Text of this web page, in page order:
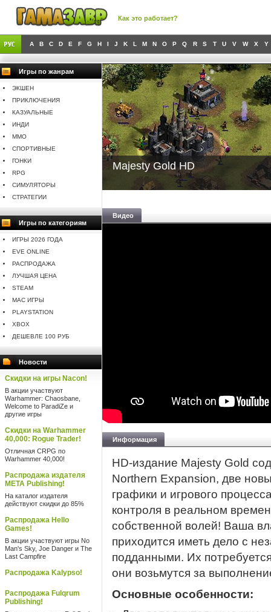
Как это работает?
A B C D E F G H I J K L M N O P Q R S T U V W X Y
Игры по жанрам
ЭКШЕН
ПРИКЛЮЧЕНИЯ
КАЗУАЛЬНЫЕ
ИНДИ
MMO
СПОРТИВНЫЕ
ГОНКИ
RPG
СИМУЛЯТОРЫ
СТРАТЕГИИ
Игры по категориям
ИГРЫ 2026 ГОДА
EVE ONLINE
РАСПРОДАЖА
ЛУЧШАЯ ЦЕНА
STEAM
MAC ИГРЫ
PLAYSTATION
XBOX
ДЕШЕВЛЕ 100 РУБ
Новости
Скидки на игры Nacon!
В акции участвуют
Warhammer: Chaosbane,
Welcome to ParadiZe и
другие игры
Скидки на Warhammer
40,000: Rogue Trader!
Отличная CRPG по
Warhammer 40,000!
Распродажа издателя
META Publishing!
На каталог издателя
действуют скидки до 85%
Распродажа Hello
Games!
В акции участвуют игры No
Man's Sky, Joe Danger и The
Last Campfire
Распродажа Kalypso!
Распродажа Fulqrum
Publishing!
Majesty Gold HD
Видео
Информация
HD-издание Majesty Gold
Northern Expansion, две
графики и игрового
контроля в реальном
собственной волей! Ваша
приходится иметь дело с
подданными. Их
они возьмутся за
Основные особенности: